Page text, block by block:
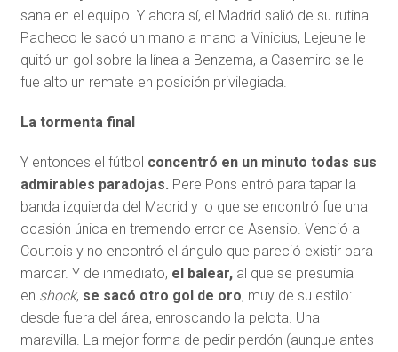
sana en el equipo. Y ahora sí, el Madrid salió de su rutina.
Pacheco le sacó un mano a mano a Vinicius, Lejeune le
quitó un gol sobre la línea a Benzema, a Casemiro se le
fue alto un remate en posición privilegiada.
La tormenta final
Y entonces el fútbol concentró en un minuto todas sus
admirables paradojas. Pere Pons entró para tapar la
banda izquierda del Madrid y lo que se encontró fue una
ocasión única en tremendo error de Asensio. Venció a
Courtois y no encontró el ángulo que pareció existir para
marcar. Y de inmediato, el balear,al que se presumía
en shock, se sacó otro gol de oro, muy de su estilo:
desde fuera del área, enroscando la pelota. Una
maravilla. La mejor forma de pedir perdón (aunque antes